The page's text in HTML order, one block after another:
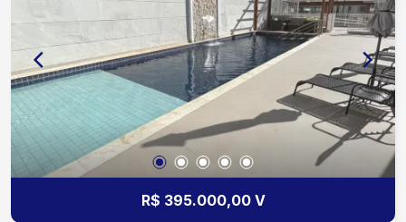
planejados; Suíte master com closet; Lavabo;
Área de serviço; 3 vagas de garagem.
Localização privilegiada - Campolim Localizado
em uma das regiões mais valorizadas de
Sorocaba, o condomínio oferece fácil acesso aos
principais pontos da cidade: Aproximadamente 3
minutos do Shopping Iguatemi Esplanada; Cerca
de 2 minutos da Rodovia Raposo Tavares;
Aproximadamente 5 minutos do Mercadão
Campolim; Próximo a supermercados, escolas,
R$ 395.000,00 V